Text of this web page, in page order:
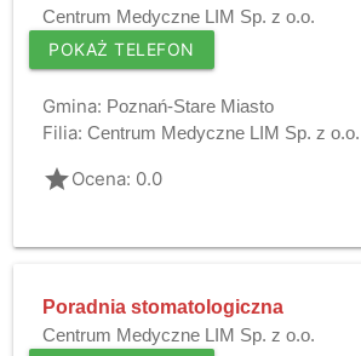
Centrum Medyczne LIM Sp. z o.o.
POKAŻ TELEFON
Gmina: Poznań-Stare Miasto
Filia: Centrum Medyczne LIM Sp. z o.o.
gradeOcena: 0.0
Poradnia stomatologiczna
Centrum Medyczne LIM Sp. z o.o.